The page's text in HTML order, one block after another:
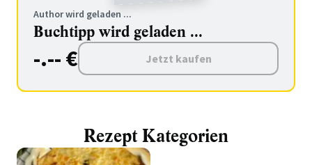
Author wird geladen ...
Buchtipp wird geladen ...
-.-- € Jetzt kaufen
Rezept Kategorien